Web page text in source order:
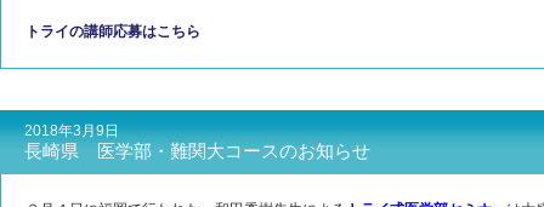
トライの講師応募はこちら
2018年3月9日
長崎県 医学部・難関大コースのお知らせ